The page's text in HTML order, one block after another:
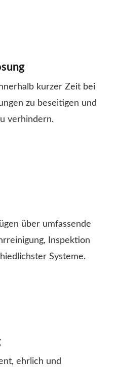
kurzer Zeit bei
zu beseitigen und
verhindern.
über umfassende
Inspektion
Systeme.
ehrlich und